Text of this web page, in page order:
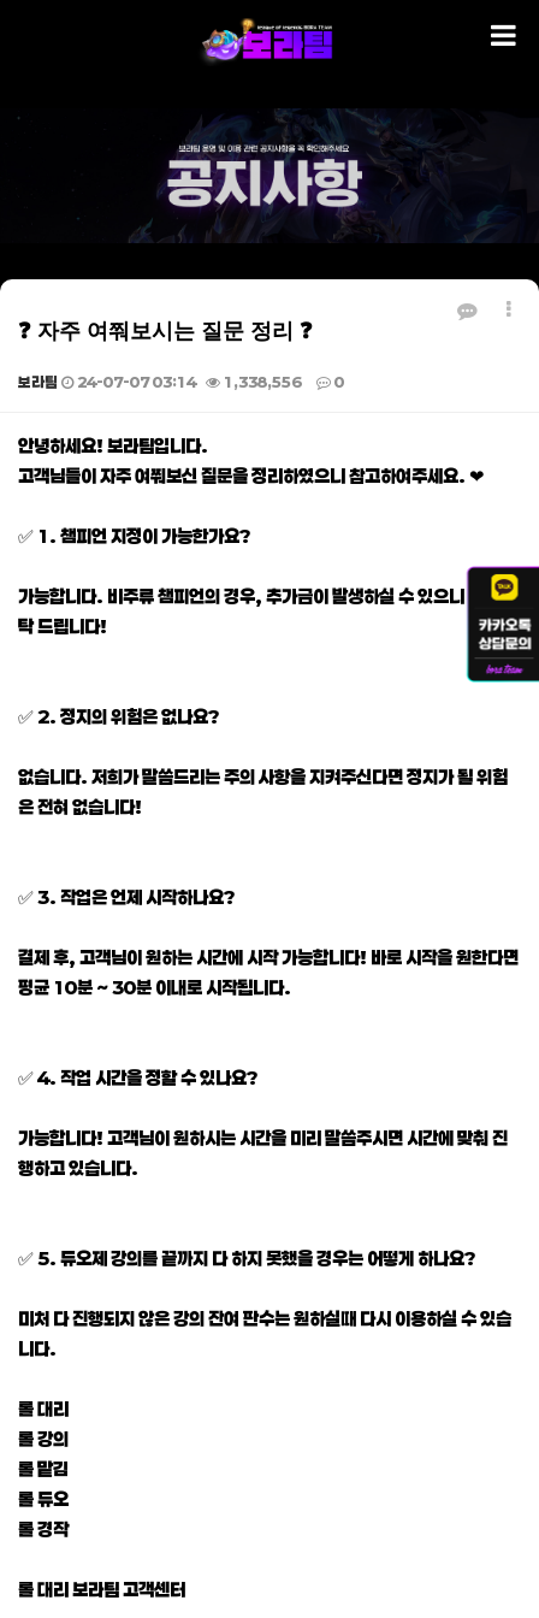
❓ 자주 여쭤보시는 질문 정리 ❓
보라팀 24-07-07 03:14 1,338,556 0
본문
안녕하세요! 보라팀입니다.
고객님들이 자주 여쭤보신 질문을 정리하였으니 참고하여주세요. ❤
✅ 1. 챔피언 지정이 가능한가요?
가능합니다. 비주류 챔피언의 경우, 추가금이 발생하실 수 있으니 참고 부
탁 드립니다!
✅ 2. 정지의 위험은 없나요?
없습니다. 저희가 말씀드리는 주의 사항을 지켜주신다면 정지가 될 위험
은 전혀 없습니다!
✅ 3. 작업은 언제 시작하나요?
결제 후, 고객님이 원하는 시간에 시작 가능합니다! 바로 시작을 원한다면
평균 10분 ~ 30분 이내로 시작됩니다.
✅ 4. 작업 시간을 정할 수 있나요?
가능합니다! 고객님이 원하시는 시간을 미리 말씀주시면 시간에 맞춰 진
행하고 있습니다.
✅ 5. 듀오제 강의를 끝까지 다 하지 못했을 경우는 어떻게 하나요?
미처 다 진행되지 않은 강의 잔여 판수는 원하실때 다시 이용하실 수 있습
니다.
롤 대리
롤 강의
롤 맡김
롤 듀오
롤 경작
롤 대리 보라팀 고객센터